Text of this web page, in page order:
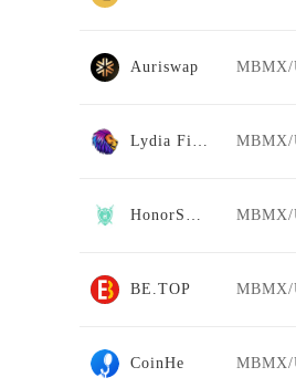
Auriswap MBMX/
Lydia Finance MBMX/
HonorSwap MBMX/
BE.TOP MBMX/
CoinHe MBMX/